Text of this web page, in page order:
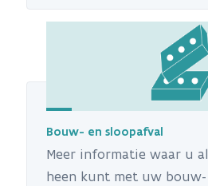
Bouw- en sloopafval
Meer informatie waar u
heen kunt met uw